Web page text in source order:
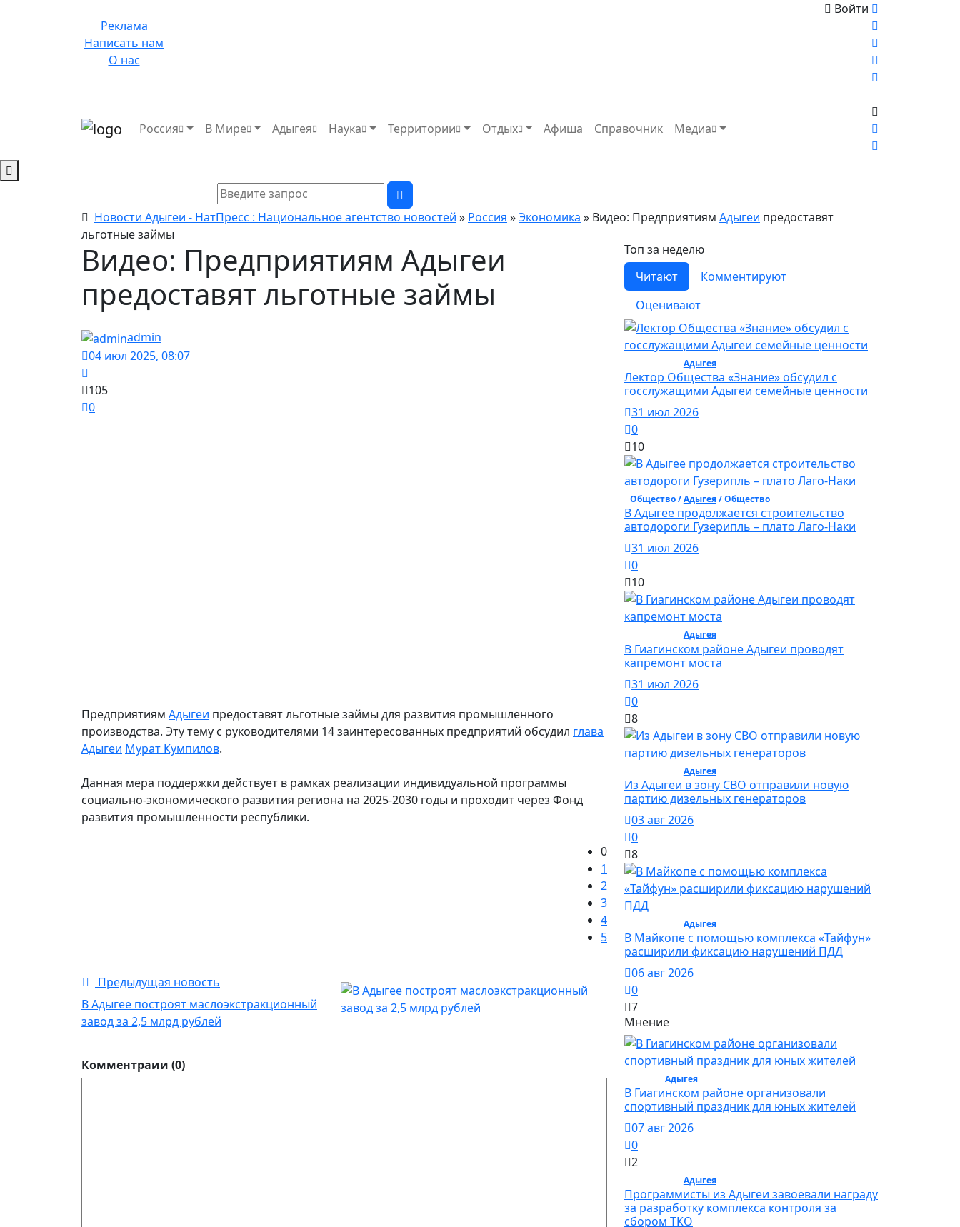
Реклама
Написать нам
О нас
Войти
Россия В Мире Адыгея Наука Территории Отдых Афиша Справочник Медиа
Новости Адыгеи - НатПресс : Национальное агентство новостей » Россия »Экономика » Видео: Предприятиям Адыгеи предоставят
льготные займы
Видео: Предприятиям Адыгеи
предоставят льготные займы
admin
04 июл 2025, 08:07
105
0
Предприятиям Адыгеи предоставят льготные займы для развития промышленного
производства. Эту тему с руководителями 14 заинтересованных предприятий обсудил глава
Адыгеи Мурат Кумпилов.
Данная мера поддержки действует в рамках реализации индивидуальной программы
социально-экономического развития региона на 2025-2030 годы и проходит через Фонд
развития промышленности республики.
0
1
2
3
4
5
Предыдущая новость
В Адыгее построят маслоэкстракционный
завод за 2,5 млрд рублей
Комментраии (0)
Топ за неделю
Читают
Комментируют
Оценивают
Адыгея/ Общество
Лектор Общества «Знание» обсудил с
госслужащими Адыгеи семейные ценности
31 июл 2026
0
10
Общество /Адыгея/ Общество
В Адыгее продолжается строительство
автодороги Гузерипль – плато Лаго-Наки
31 июл 2026
0
10
Адыгея/ Общество
В Гиагинском районе Адыгеи проводят
капремонт моста
31 июл 2026
0
8
Адыгея/ Общество
Из Адыгеи в зону СВО отправили новую
партию дизельных генераторов
03 авг 2026
0
8
Адыгея/ Общество
В Майкопе с помощью комплекса «Тайфун»
расширили фиксацию нарушений ПДД
06 авг 2026
0
7
Мнение
Адыгея/ Спорт
В Гиагинском районе организовали
спортивный праздник для юных жителей
07 авг 2026
0
2
Адыгея/ Общество
Программисты из Адыгеи завоевали награду
за разработку комплекса контроля за
сбором ТКО